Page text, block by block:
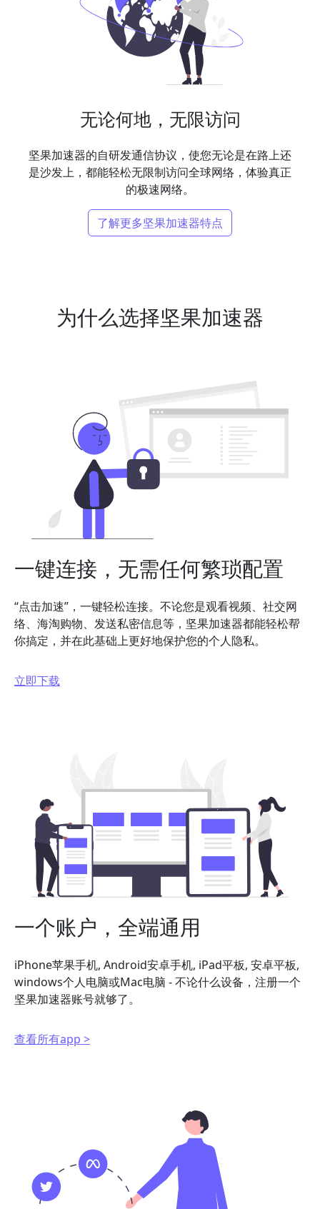
无论何地，无限访问
坚果加速器的自研发通信协议，使您无论是在路上还
是沙发上，都能轻松无限制访问全球网络，体验真正
的极速网络。
了解更多坚果加速器特点
为什么选择坚果加速器
一键连接，无需任何繁琐配置
“点击加速”，一键轻松连接。不论您是观看视频、社交网
络、海淘购物、发送私密信息等，坚果加速器都能轻松帮
你搞定，并在此基础上更好地保护您的个人隐私。
立即下载
一个账户，全端通用
iPhone苹果手机, Android安卓手机, iPad平板, 安卓平板,
windows个人电脑或Mac电脑 - 不论什么设备，注册一个
坚果加速器账号就够了。
查看所有app >